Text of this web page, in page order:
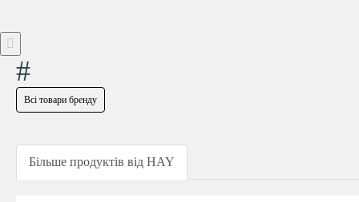
#
Всі товари бренду
Більше продуктів від HAY